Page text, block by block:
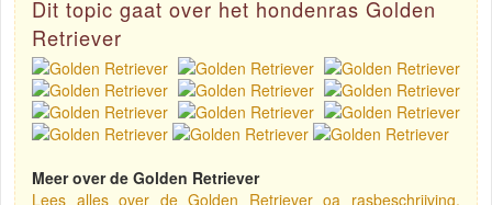
Dit topic gaat over het hondenras Golden
Retriever
Meer over de Golden Retriever
Lees alles over de Golden Retriever oa rasbeschrijving,